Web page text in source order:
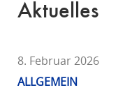
Aktuelles
8. Februar 2026
ALLGEMEIN